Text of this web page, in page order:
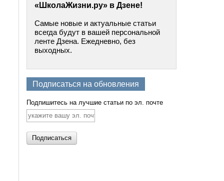
«ШколаЖизни.ру» в Дзене!
Самые новые и актуальные статьи
всегда будут в вашей персональной
ленте Дзена. Ежедневно, без
выходных.
Подписаться на обновления
Подпишитесь на лучшие статьи по эл. почте